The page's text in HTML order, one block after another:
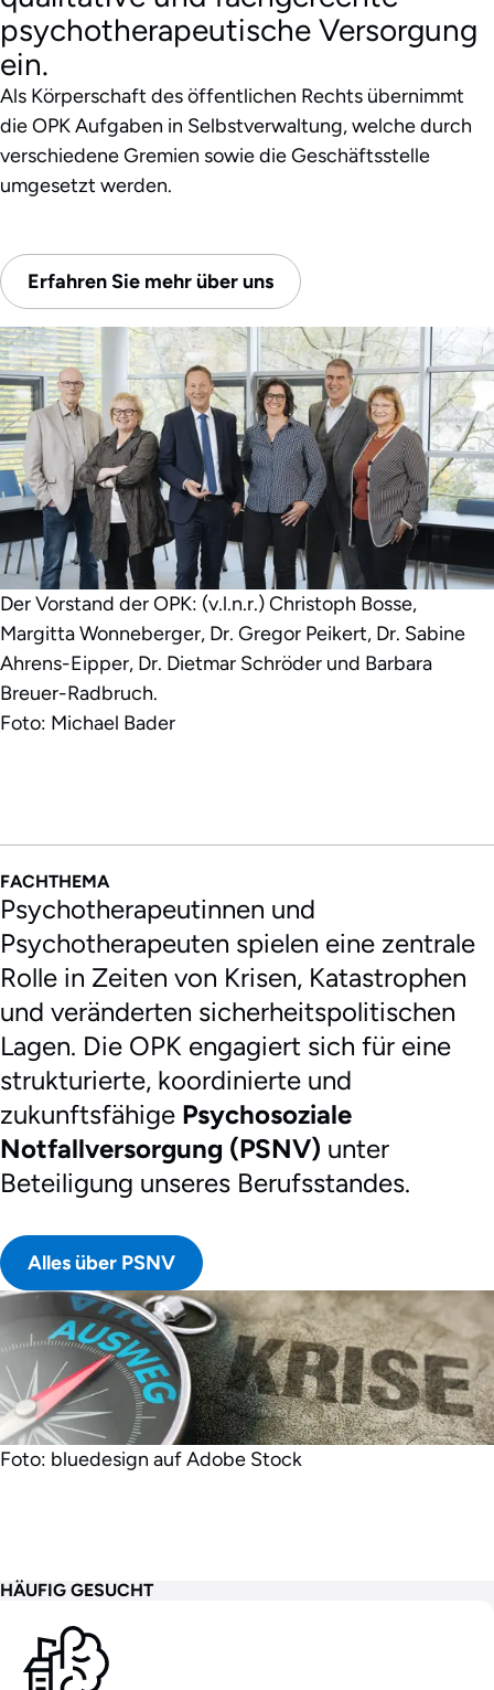
psychotherapeutische Versorgung
ein.
Als Körperschaft des öffentlichen Rechts übernimmt
die OPK Aufgaben in Selbstverwaltung, welche durch
verschiedene Gremien sowie die Geschäftsstelle
umgesetzt werden.
Erfahren Sie mehr über uns
Der Vorstand der OPK: (v.l.n.r.) Christoph Bosse,
Margitta Wonneberger, Dr. Gregor Peikert, Dr. Sabine
Ahrens-Eipper, Dr. Dietmar Schröder und Barbara
Breuer-Radbruch.
Foto: Michael Bader
FACHTHEMA
Psychotherapeutinnen und
Psychotherapeuten spielen eine zentrale
Rolle in Zeiten von Krisen, Katastrophen
und veränderten sicherheitspolitischen
Lagen. Die OPK engagiert sich für eine
strukturierte, koordinierte und
zukunftsfähige Psychosoziale
Notfallversorgung (PSNV) unter
Beteiligung unseres Berufsstandes.
Alles über PSNV
Foto: bluedesign auf Adobe Stock
HÄUFIG GESUCHT